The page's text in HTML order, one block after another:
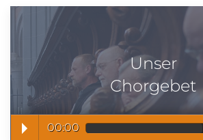
Unser
Chorgebet
00:00